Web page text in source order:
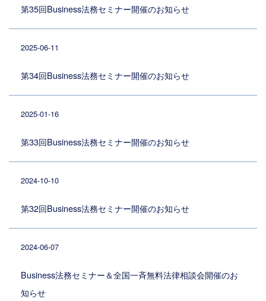
第35回Business法務セミナー開催のお知らせ
2025-06-11
第34回Business法務セミナー開催のお知らせ
2025-01-16
第33回Business法務セミナー開催のお知らせ
2024-10-10
第32回Business法務セミナー開催のお知らせ
2024-06-07
Business法務セミナー＆全国一斉無料法律相談会開催のお
知らせ